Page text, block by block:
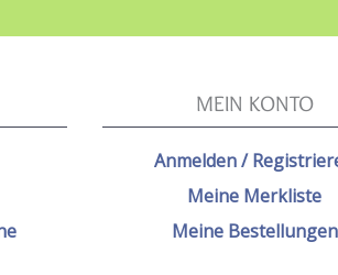
MEIN KONTO
Anmelden /
Meine Merkliste
Meine Bestellungen